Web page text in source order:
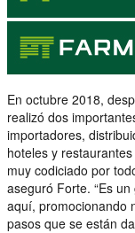
En octubre 2018,
realizó dos
importadores,
hoteles y
muy codiciado por
aseguró Forte. “Es
aquí, promocionando
pasos que se están